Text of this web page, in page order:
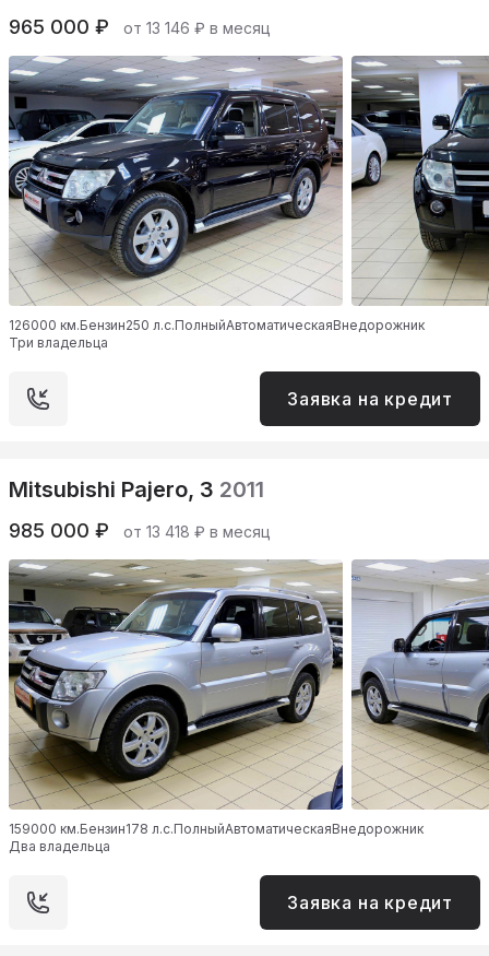
965 000 ₽ от 13 146 ₽ в месяц
126000 км.Бензин250 л.с.ПолныйАвтоматическаяВнедорожник
Три владельца
Заявка на кредит
Mitsubishi Pajero, 3 2011
985 000 ₽ от 13 418 ₽ в месяц
159000 км.Бензин178 л.с.ПолныйАвтоматическаяВнедорожник
Два владельца
Заявка на кредит